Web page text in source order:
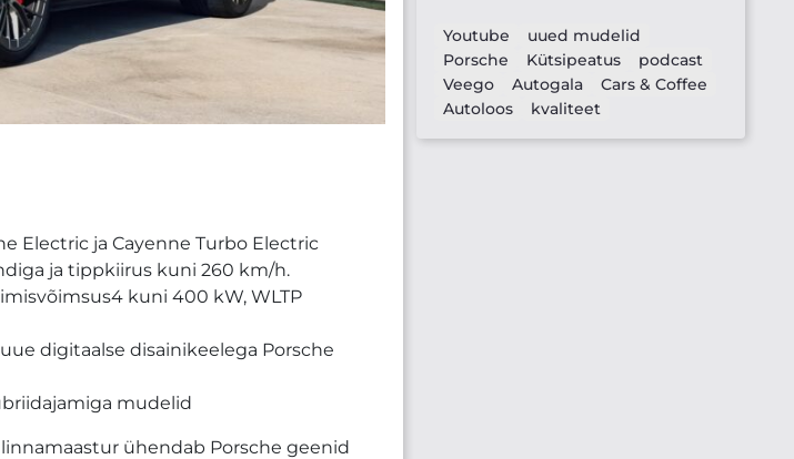
Electric ja Cayenne Turbo Electric
ja tippkiirus kuni 260 km/h.
kuni 400 kW, WLTP
digitaalse disainikeelega Porsche
mudelid
ühendab Porsche geenid
Youtube
uued mudelid
Porsche
Kütsipeatus
podcast
Veego
Autogala
Cars & Coffee
Autoloos
kvaliteet